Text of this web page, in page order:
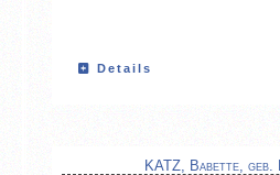
Details
KATZ, Babette, geb.